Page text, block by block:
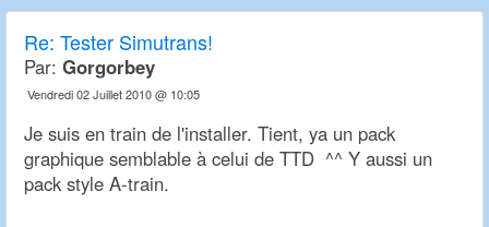
Re: Tester Simutrans!
Par: Gorgorbey
Vendredi 02 Juillet 2010 @ 10:05
Je suis en train de l'installer. Tient, ya un pack
graphique semblable à celui de TTD ^^ Y aussi un
pack style A-train.